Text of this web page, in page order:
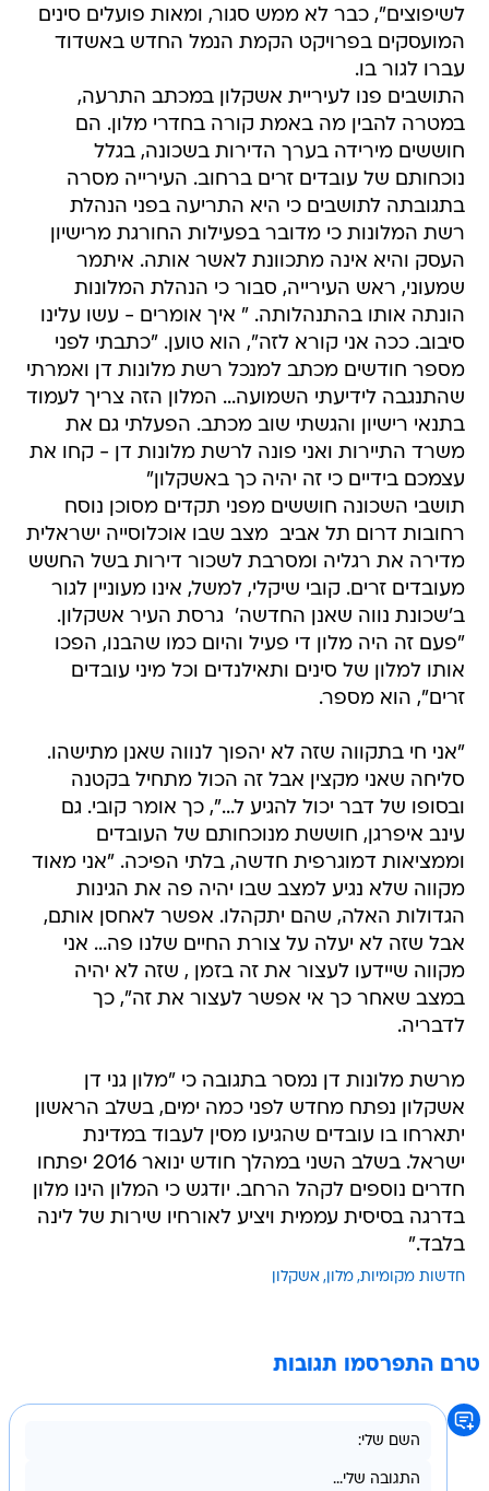
לשיפוצים", כבר לא ממש סגור, ומאות פועלים סינים
המועסקים בפרויקט הקמת הנמל החדש באשדוד 
עברו לגור בו.
התושבים פנו לעיריית אשקלון במכתב התרעה,
במטרה להבין מה באמת קורה בחדרי מלון. הם
חוששים מירידה בערך הדירות בשכונה, בגלל
נוכחותם של עובדים זרים ברחוב. העירייה מסרה
בתגובתה לתושבים כי היא התריעה בפני הנהלת
רשת המלונות כי מדובר בפעילות החורגת מרישיון
העסק והיא אינה מתכוונת לאשר אותה. איתמר
שמעוני, ראש העירייה, סבור כי הנהלת המלונות
הונתה אותו בהתנהלותה. " איך אומרים - עשו עלינו
סיבוב. ככה אני קורא לזה", הוא טוען. "כתבתי לפני
מספר חודשים מכתב למנכל רשת מלונות דן ואמרתי
שהתנגבה לידיעתי השמועה... המלון הזה צריך לעמוד
בתנאי רישיון והגשתי שוב מכתב. הפעלתי גם את
משרד התיירות ואני פונה לרשת מלונות דן - קחו את
עצמכם בידיים כי זה יהיה כך באשקלון"
תושבי השכונה חוששים מפני תקדים מסוכן נוסח
רחובות דרום תל אביב  מצב שבו אוכלוסייה ישראלית
מדירה את רגליה ומסרבת לשכור דירות בשל החשש
מעובדים זרים. קובי שיקלי, למשל, אינו מעוניין לגור
ב'שכונת נווה שאנן החדשה'  גרסת העיר אשקלון.
"פעם זה היה מלון די פעיל והיום כמו שהבנו, הפכו
אותו למלון של סינים ותאילנדים וכל מיני עובדים
זרים", הוא מספר.
"אני חי בתקווה שזה לא יהפוך לנווה שאנן מתישהו.
סליחה שאני מקצין אבל זה הכול מתחיל בקטנה
ובסופו של דבר יכול להגיע ל...", כך אומר קובי. גם
עינב איפרגן, חוששת מנוכחותם של העובדים
וממציאות דמוגרפית חדשה, בלתי הפיכה. "אני מאוד
מקווה שלא נגיע למצב שבו יהיה פה את הגינות
הגדולות האלה, שהם יתקהלו. אפשר לאחסן אותם,
אבל שזה לא יעלה על צורת החיים שלנו פה... אני
מקווה שיידעו לעצור את זה בזמן , שזה לא יהיה
במצב שאחר כך אי אפשר לעצור את זה", כך
לדבריה.
מרשת מלונות דן נמסר בתגובה כי "מלון גני דן
אשקלון נפתח מחדש לפני כמה ימים, בשלב הראשון
יתארחו בו עובדים שהגיעו מסין לעבוד במדינת
ישראל. בשלב השני במהלך חודש ינואר 2016 יפתחו
חדרים נוספים לקהל הרחב. יודגש כי המלון הינו מלון
בדרגה בסיסית עממית ויציע לאורחיו שירות של לינה
בלבד."
חדשות מקומיות מלון אשקלון
טרם התפרסמו תגובות